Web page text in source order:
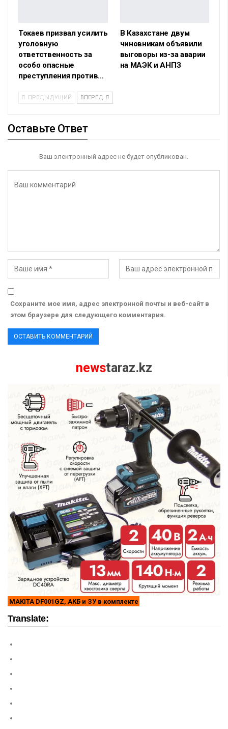
Токаев призвал усилить
уголовную
ответственность за
особо опасные
преступления против…
В Казахстане двум
чиновникам объявили
выговоры из-за аварии
на МАЭК и АНПЗ
ПРЕДЫДУЩИЙ ВПЕРЕД
Оставьте Ответ
Ваш электронный адрес не будет опубликован.
Сохраните мое имя, адрес электронной почты и веб-сайт в
этом браузере для следующего комментария.
newstaraz.kz
MAKITA DF001GZ, АКБ и ЗУ в комплекте
Translate: